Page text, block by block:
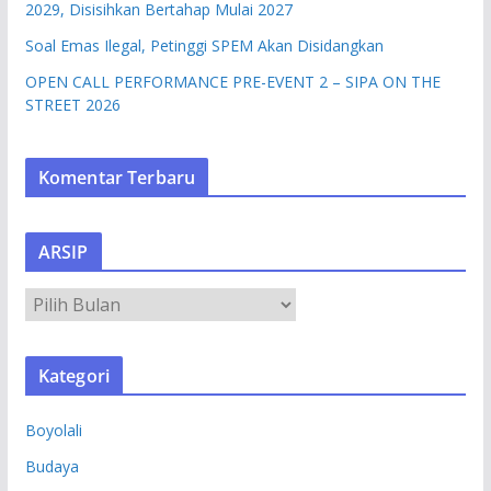
2029, Disisihkan Bertahap Mulai 2027
Soal Emas Ilegal, Petinggi SPEM Akan Disidangkan
OPEN CALL PERFORMANCE PRE-EVENT 2 – SIPA ON THE
STREET 2026
Komentar Terbaru
ARSIP
S
Kategori
Boyolali
Budaya